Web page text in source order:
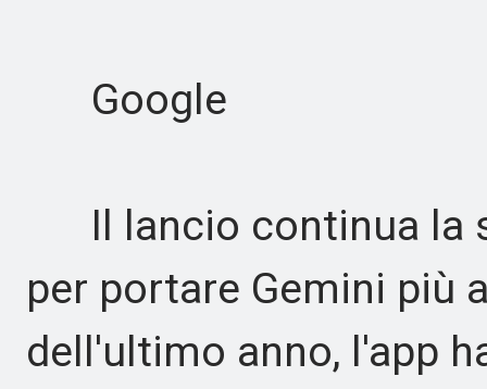
Google
Il lancio continua la
per portare Gemini più
dell'ultimo anno, l'app